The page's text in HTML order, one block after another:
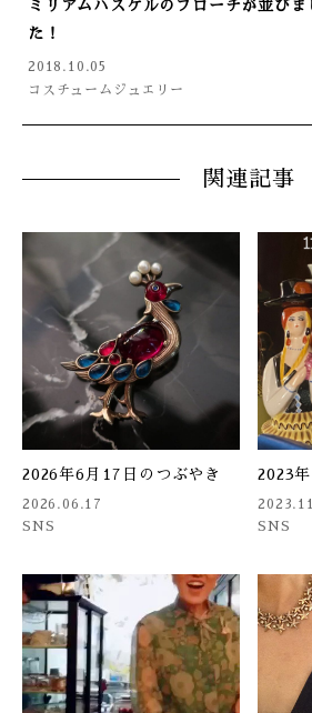
ミリアムハスケルのブローチが並びま
た！
2018.10.05
コスチュームジュエリー
関連記事
2026年6月17日のつぶやき
2026.06.17
SNS
2023
SNS